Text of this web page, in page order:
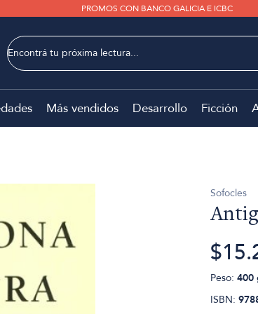
PROMOS CON BANCO GALICIA E ICBC
Más vendidos Desarrollo Ficción
Sofocles
Peso: 400
ISBN: